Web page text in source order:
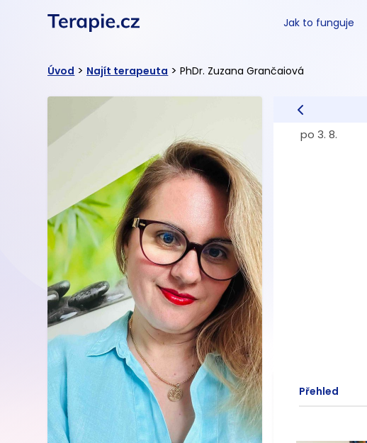
Jak to funguje
Úvod > Najít terapeuta > PhDr. Zuzana Grančaiová
po 3. 8.
Přehled